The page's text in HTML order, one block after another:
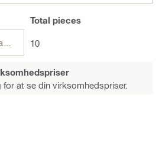
Total pieces
10
for at se din virksomhedspriser.